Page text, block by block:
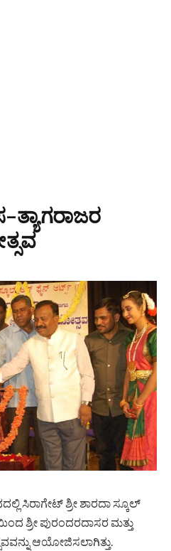
ಸಿರಾಗೇಟ್ ಶ್ರೀ ಶಾರದಾ ಸ್ಕೂಲ್
ಶ್ರೀ ಪುರಂದರದಾಸರ ಮತ್ತು
ಆಯೋಜಿಸಲಾಗಿತ್ತು.